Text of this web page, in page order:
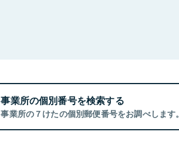
事業所の個別番号を検索する
事業所の７けたの個別郵便番号をお調べします。